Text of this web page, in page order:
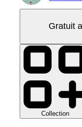
Gratuit
Collection